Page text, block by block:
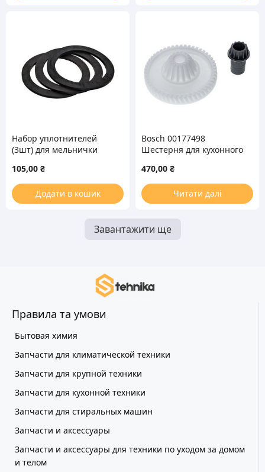
Набор уплотнителей
(3шт) для мельнички
Kenwood KW676756
105,00 ₴
Додати в кошик
Bosch 00177498
Шестерня для кухонного
470,00 ₴
Читати далі
Завантажити ще
Правила та умови
Бытовая химия
Запчасти для климатической техники
Запчасти для крупной техники
Запчасти для кухонной техники
Запчасти для стиральных машин
Запчасти и аксессуары
Запчасти и аксессуары для техники по уходом за домом
и телом